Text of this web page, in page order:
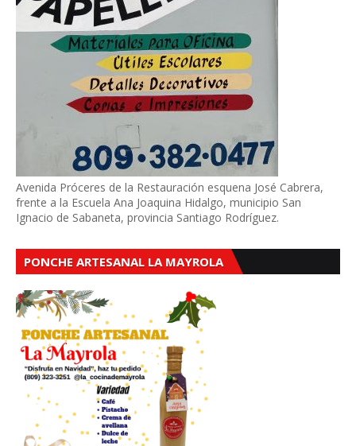
Avenida Próceres de la Restauración esquena José Cabrera,
frente a la Escuela Ana Joaquina Hidalgo, municipio San
Ignacio de Sabaneta, provincia Santiago Rodríguez.
PONCHE ARTESANAL LA MAYROLA